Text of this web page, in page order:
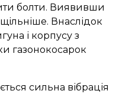
болти. Виявивши
Внаслідок
і корпусу з
газонокосарок
сильна вібрація